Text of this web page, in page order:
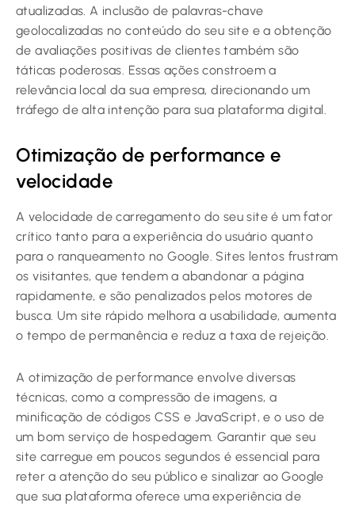
atualizadas. A inclusão de palavras-chave
geolocalizadas no conteúdo do seu site e a obtenção
de avaliações positivas de clientes também são
táticas poderosas. Essas ações constroem a
relevância local da sua empresa, direcionando um
tráfego de alta intenção para sua plataforma digital.
Otimização de performance e
velocidade
A velocidade de carregamento do seu site é um fator
crítico tanto para a experiência do usuário quanto
para o ranqueamento no Google. Sites lentos frustram
os visitantes, que tendem a abandonar a página
rapidamente, e são penalizados pelos motores de
busca. Um site rápido melhora a usabilidade, aumenta
o tempo de permanência e reduz a taxa de rejeição.
A otimização de performance envolve diversas
técnicas, como a compressão de imagens, a
minificação de códigos CSS e JavaScript, e o uso de
um bom serviço de hospedagem. Garantir que seu
site carregue em poucos segundos é essencial para
reter a atenção do seu público e sinalizar ao Google
que sua plataforma oferece uma experiência de